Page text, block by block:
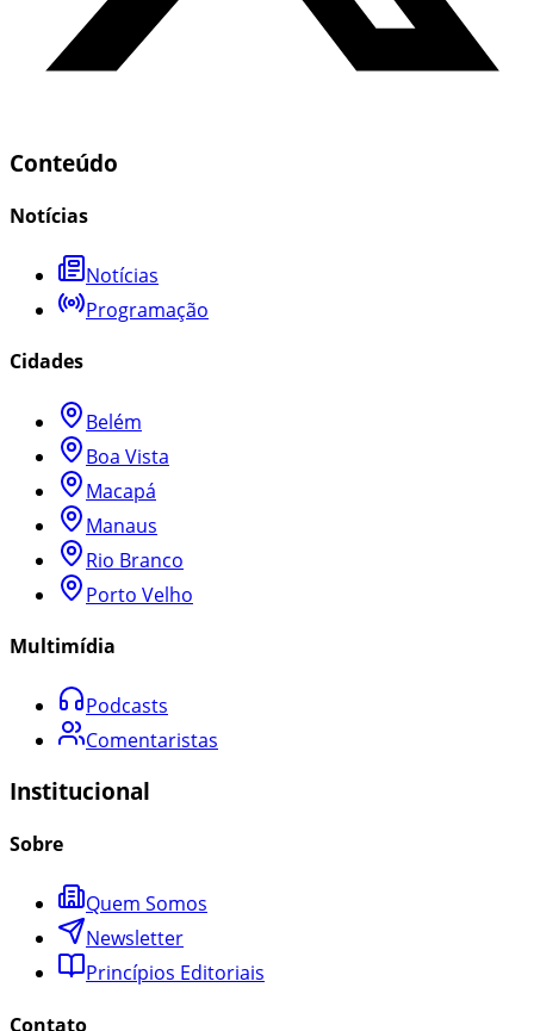
Conteúdo
Notícias
Notícias
Programação
Cidades
Belém
Boa Vista
Macapá
Manaus
Rio Branco
Porto Velho
Multimídia
Podcasts
Comentaristas
Institucional
Sobre
Quem Somos
Newsletter
Princípios Editoriais
Contato